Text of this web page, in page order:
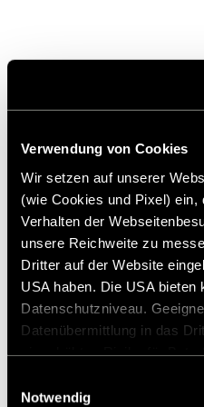
Verwendung von Cookies
Wir setzen auf unserer
(wie Cookies und Pixel)
Verhalten der
unsere Reichweite zu
Dritter auf der Website
USA haben. Die USA bieten
Datenschutzniveau.
Datenübermittlung in das
zustehen. Eingesetzte
Notwendig